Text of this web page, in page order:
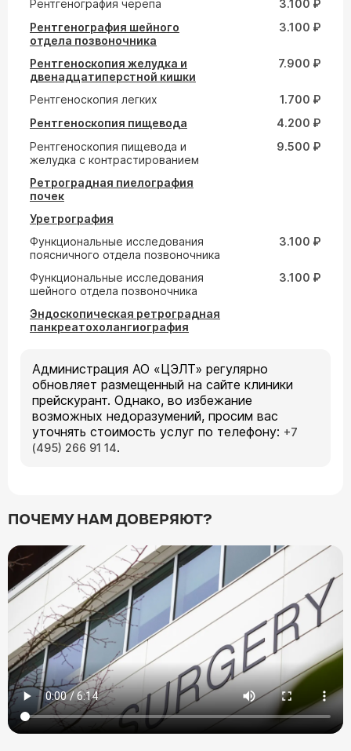
Рентгенография черепа
3.100 ₽
Рентгенография шейного
отдела позвоночника
3.100 ₽
Рентгеноскопия желудка и
двенадцатиперстной кишки
7.900 ₽
Рентгеноскопия легких
1.700 ₽
Рентгеноскопия пищевода
4.200 ₽
Рентгеноскопия пищевода и
желудка с контрастированием
9.500 ₽
Ретроградная пиелография
почек
Уретрография
Функциональные исследования
поясничного отдела позвоночника
3.100 ₽
Функциональные исследования
шейного отдела позвоночника
3.100 ₽
Эндоскопическая ретроградная
панкреатохолангиография
Администрация АО «ЦЭЛТ» регулярно
обновляет размещенный на сайте клиники
прейскурант. Однако, во избежание
возможных недоразумений, просим вас
уточнять стоимость услуг по телефону: +7
(495) 266 91 14.
ПОЧЕМУ НАМ ДОВЕРЯЮТ?